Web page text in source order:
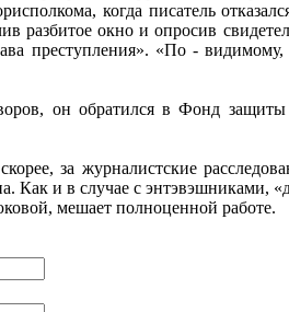
когда писатель
разбитое окно и опросив
преступления». «По -
он обратился в Фонд
за журналистские
Как и в случае с энтэвэшниками,
мешает полноценной работе.